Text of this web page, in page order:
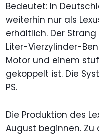
Bedeutet: In
weiterhin nur als
erhältlich. Der
Liter-Vierzylinder-
Motor und einem
gekoppelt ist. Die
PS.
Die Produktion des
August beginnen. Zu